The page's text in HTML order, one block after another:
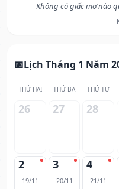
Không có giấc mơ nào
—
Lịch Tháng 1 Năm
THỨ HAI THỨ BA THỨ TƯ
26 27 28
2
19/11
3
20/11
4
21/11